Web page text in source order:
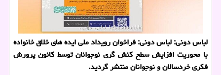
لباس دونی: لباس دونی: فراخوان رویداد ملی ایده های خلاق خانواده
با محوریت افزایش سطح کنش گری نوجوانان توسط کانون پرورش
فکری خردسالان و نوجوانان منتشر گردید.